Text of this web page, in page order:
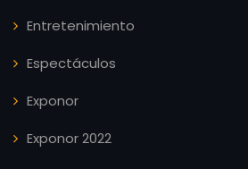
Entretenimiento
Espectáculos
Exponor
Exponor 2022